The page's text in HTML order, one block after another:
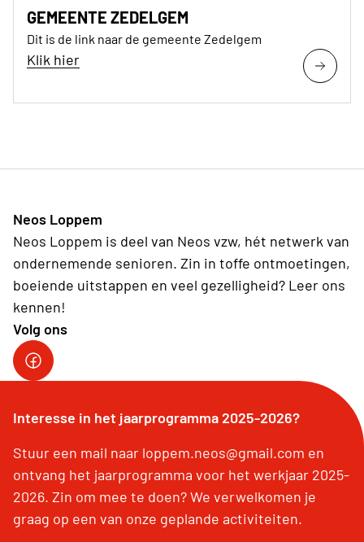
GEMEENTE ZEDELGEM
Dit is de link naar de gemeente Zedelgem
Klik hier
Neos Loppem
Neos Loppem is deel van Neos vzw, hét netwerk van
ondernemende senioren. Zin in toffe ontmoetingen,
boeiende uitstappen en veel gezelligheid? Leer ons
kennen!
Volg ons
facebook pagina Neos Loppem
Interesse in het jaarprogramma 2025-2026?
Stuur een mail naar loppem.neos@gmail.com en
ontvang het jaarprogramma voor het werkjaar 2025-
2026. Zin om mee te doen? We verwelkomen je
graag op een van onze geplande activiteiten.